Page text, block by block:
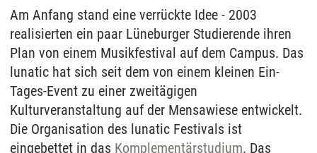
Am Anfang stand eine verrückte Idee - 2003
realisierten ein paar Lüneburger Studierende ihren
Plan von einem Musikfestival auf dem Campus. Das
lunatic hat sich seit dem von einem kleinen Ein-
Tages-Event zu einer zweitägigen
Kulturveranstaltung auf der Mensawiese entwickelt.
Die Organisation des lunatic Festivals ist
eingebettet in das Komplementärstudium. Das